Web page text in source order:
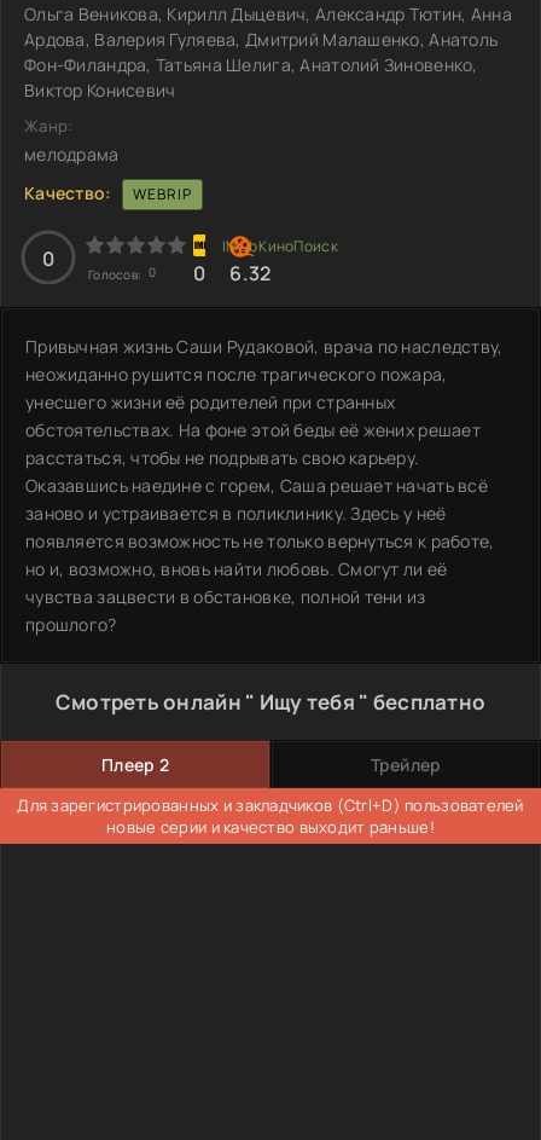
Ольга Веникова, Кирилл Дыцевич, Александр Тютин, Анна
Ардова, Валерия Гуляева, Дмитрий Малашенко, Анатоль
Фон-Филандра, Татьяна Шелига, Анатолий Зиновенко,
Виктор Конисевич
Жанр:
мелодрама
Качество:
WEBRIP
0
Голосов: 0 0 6.32
Привычная жизнь Саши Рудаковой, врача по наследству,
неожиданно рушится после трагического пожара,
унесшего жизни её родителей при странных
обстоятельствах. На фоне этой беды её жених решает
расстаться, чтобы не подрывать свою карьеру.
Оказавшись наедине с горем, Саша решает начать всё
заново и устраивается в поликлинику. Здесь у неё
появляется возможность не только вернуться к работе,
но и, возможно, вновь найти любовь. Смогут ли её
чувства зацвести в обстановке, полной тени из
прошлого?
Смотреть онлайн " Ищу тебя " бесплатно
Плеер 2 Трейлер
Для зарегистрированных и закладчиков (Ctrl+D) пользователей
новые серии и качество выходит раньше!